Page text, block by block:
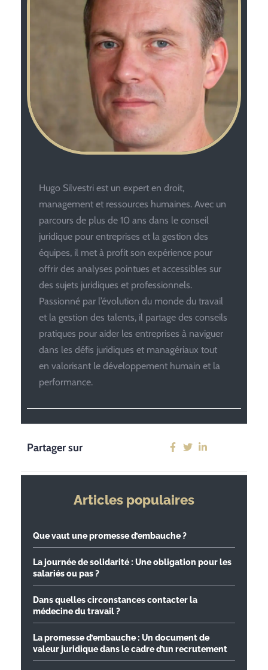
Hugo Silvestri est un expert en droit,
management et ressources humaines. Avec un
parcours de plus de 10 ans dans le conseil
juridique pour entreprises et la gestion des
équipes, il met à profit son expérience pour
offrir des analyses pointues et accessibles sur
des sujets juridiques et professionnels.
Passionné par l’évolution du monde du travail
et la gestion des talents, il partage des conseils
pratiques pour aider les entreprises à naviguer
dans les défis juridiques et managériaux tout
en valorisant le développement humain et la
performance.
Partager sur
Articles populaires
Que vaut une promesse d’embauche ?
La journée de solidarité : Une obligation pour les
salariés ou pas ?
Dans quelles circonstances contacter la
médecine du travail ?
La promesse d’embauche : Un document de
valeur juridique dans le cadre d’un recrutement